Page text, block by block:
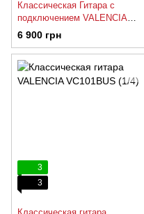
Классическая Гитара с
подключением VALENCIA
CG180CE
6 900 грн
3
3